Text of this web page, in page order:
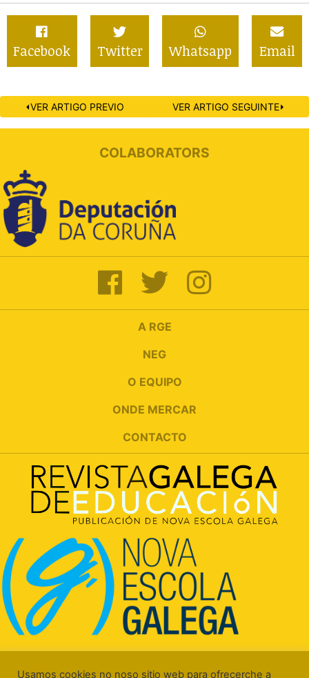
Facebook Twitter Whatsapp Email
⏴VER ARTIGO PREVIO VER ARTIGO SEGUINTE⏵
COLABORATORS
A RGE
NEG
O EQUIPO
ONDE MERCAR
CONTACTO
15706 Santiago de Compostela (A Coruña)
Usamos cookies no noso sitio web para ofrecerche a